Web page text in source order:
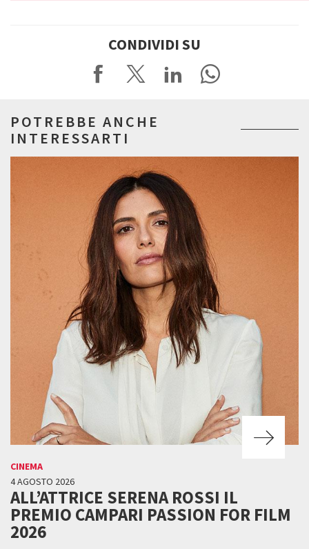
CONDIVIDI SU
POTREBBE ANCHE
INTERESSARTI
CINEMA
4 AGOSTO 2026
ALL’ATTRICE SERENA ROSSI IL
PREMIO CAMPARI PASSION FOR FILM
2026